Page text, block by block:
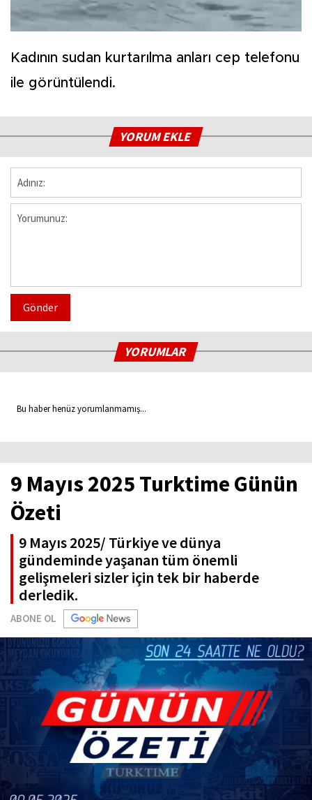
Kadının sudan kurtarılma anları cep telefonu
ile görüntülendi.
YORUM EKLE
Gönder
YORUMLAR
Bu haber henüz yorumlanmamış...
9 Mayıs 2025 Turktime Günün
Özeti
9 Mayıs 2025/ Türkiye ve dünya
gündeminde yaşanan tüm önemli
gelişmeleri sizler için tek bir haberde
derledik.
ABONE OL